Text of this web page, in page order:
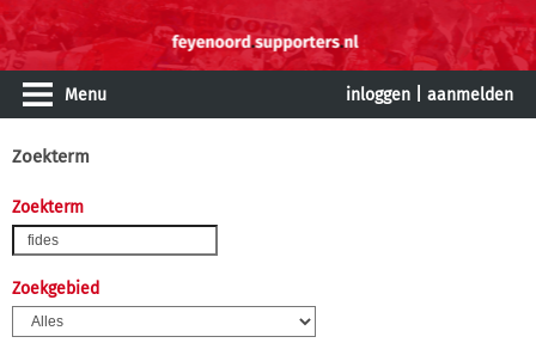
Menu inloggen aanmelden
Zoekterm
Zoekterm
Zoekgebied